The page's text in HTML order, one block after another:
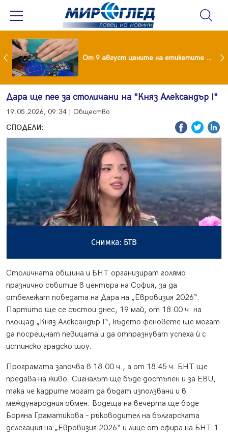
Проект за изграждане на 13-етажна "мегаджамия" разгневи жителите на Лондон От 9 август цените на етикетите само в евро
Дара ще пее за столичани на "Княз Александър I"
19.05.2026, 09:34 | Общество
СПОДЕЛИ:
Снимка: БТВ
Столичната община и БНТ организират голямо
празнично събитие в центъра на София, за да
отбележат победата на Дара на „Евровизия 2026“.
Партито ще се състои днес, 19 май, от 18.00 ч. на
площад „Княз Александър I“, където феновете ще могат
да посрещнат певицата и да отпразнуват успеха ѝ с
истинско градско шоу.
Програмата започва в 18.00 ч., а от 18.45 ч. БНТ ще
предава на живо. Сигналът ще бъде достъпен и за EBU,
така че кадрите могат да бъдат използвани и в
международния обмен. Водеща на вечерта ще бъде
Боряна Граматикова – ръководител на българската
делегация на „Евровизия 2026“ и лице от ефира на БНТ 1.